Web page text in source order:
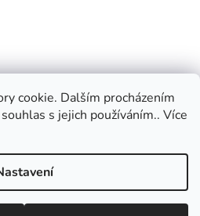
cookie. Dalším procházením
s jejich používáním.. Více